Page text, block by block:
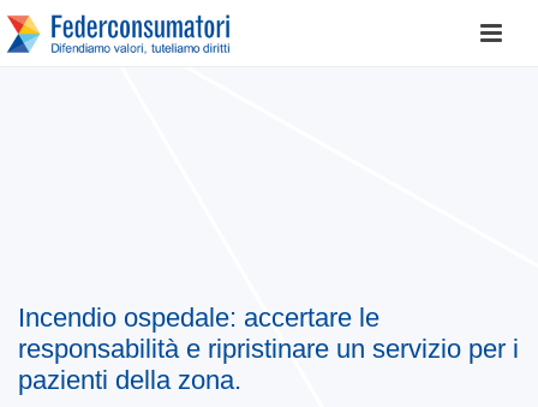
Incendio ospedale: accertare le
responsabilità e ripristinare un servizio per i
pazienti della zona.